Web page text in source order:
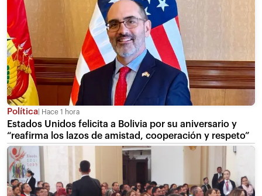
Política Hace 1 hora
Estados Unidos felicita a Bolivia por su aniversario y
“reafirma los lazos de amistad, cooperación y respeto”